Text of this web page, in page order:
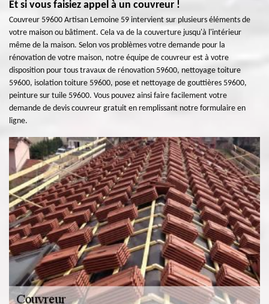
Et si vous faisiez appel à un couvreur !
Couvreur 59600 Artisan Lemoine 59 intervient sur plusieurs éléments de
votre maison ou bâtiment. Cela va de la couverture jusqu'à l'intérieur
même de la maison. Selon vos problèmes votre demande pour la
rénovation de votre maison, notre équipe de couvreur est à votre
disposition pour tous travaux de rénovation 59600, nettoyage toiture
59600, isolation toiture 59600, pose et nettoyage de gouttières 59600,
peinture sur tuile 59600. Vous pouvez ainsi faire facilement votre
demande de devis couvreur gratuit en remplissant notre formulaire en
ligne.